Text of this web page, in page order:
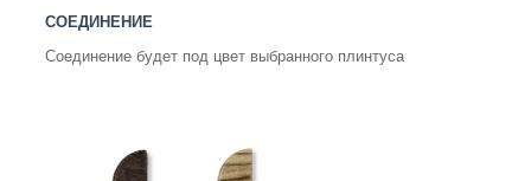
СОЕДИНЕНИЕ
Соединение будет под цвет выбранного плинтуса